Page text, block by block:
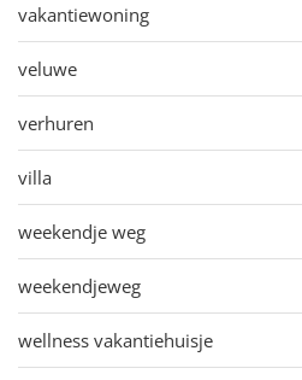
vakantiewoning
veluwe
verhuren
villa
weekendje weg
weekendjeweg
wellness vakantiehuisje